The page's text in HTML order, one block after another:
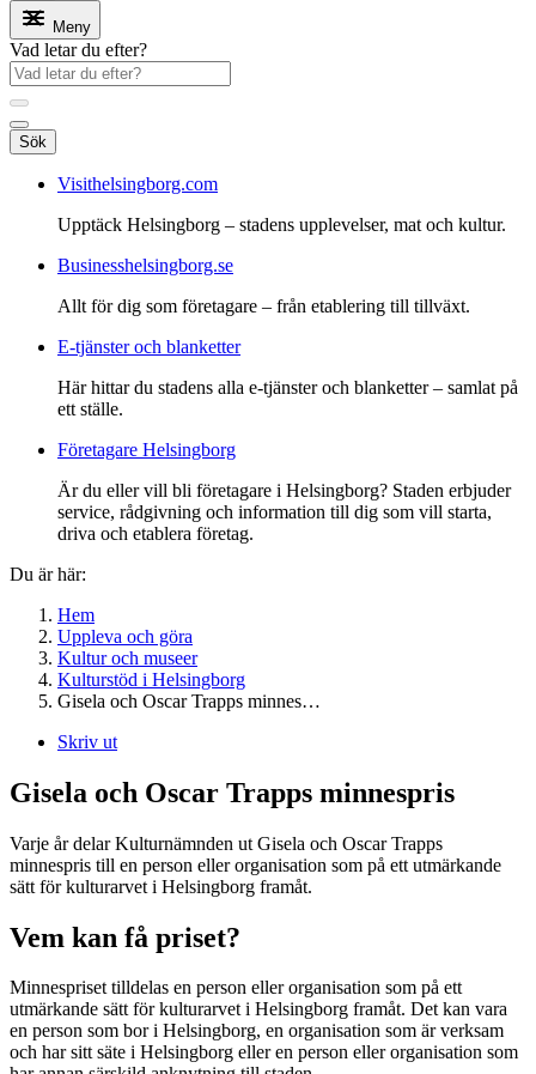
Meny
Vad letar du efter?
Sök
Visithelsingborg.com
Upptäck Helsingborg – stadens upplevelser, mat och kultur.
Businesshelsingborg.se
Allt för dig som företagare – från etablering till tillväxt.
E-tjänster och blanketter
Här hittar du stadens alla e-tjänster och blanketter – samlat på
ett ställe.
Företagare Helsingborg
Är du eller vill bli företagare i Helsingborg? Staden erbjuder
service, rådgivning och information till dig som vill starta,
driva och etablera företag.
Du är här:
Hem
Uppleva och göra
Kultur och museer
Kulturstöd i Helsingborg
Gisela och Oscar Trapps minnes…
Skriv ut
Gisela och Oscar Trapps minnespris
Varje år delar Kulturnämnden ut Gisela och Oscar Trapps
minnespris till en person eller organisation som på ett utmärkande
sätt för kulturarvet i Helsingborg framåt.
Vem kan få priset?
Minnespriset tilldelas en person eller organisation som på ett
utmärkande sätt för kulturarvet i Helsingborg framåt. Det kan vara
en person som bor i Helsingborg, en organisation som är verksam
och har sitt säte i Helsingborg eller en person eller organisation som